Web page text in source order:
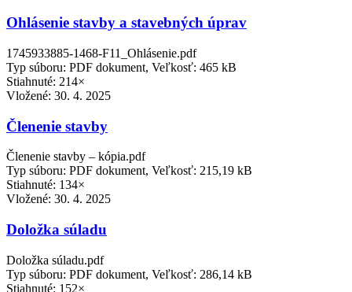
Ohlásenie stavby a stavebných úprav
1745933885-1468-F11_Ohlásenie.pdf
Typ súboru: PDF dokument, Veľkosť: 465 kB
Stiahnuté: 214×
Vložené: 30. 4. 2025
Členenie stavby
Členenie stavby – kópia.pdf
Typ súboru: PDF dokument, Veľkosť: 215,19 kB
Stiahnuté: 134×
Vložené: 30. 4. 2025
Doložka súladu
Doložka súladu.pdf
Typ súboru: PDF dokument, Veľkosť: 286,14 kB
Stiahnuté: 152×